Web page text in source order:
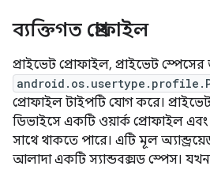
ব্যক্তিগত প্রোফাইল
প্রাইভেট প্রোফাইল, প্রাইভেট
প্রোফাইল টাইপটি যোগ করে।
ডিভাইসে একটি ওয়ার্ক প্রোফাইল
সাথে থাকতে পারে। এটি মূল
আলাদা একটি স্যান্ডবক্সড স্পেস।